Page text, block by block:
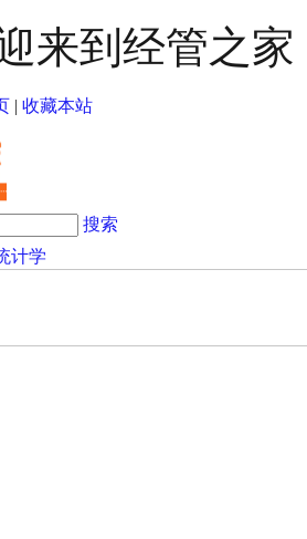
来到经管之家
| 收藏本站
搜索
计学